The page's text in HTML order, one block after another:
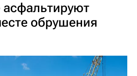
обрушения